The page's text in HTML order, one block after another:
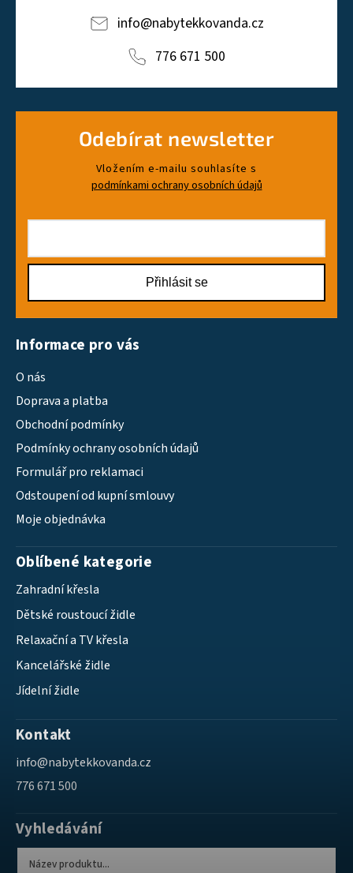
info@nabytekkovanda.cz
776 671 500
Odebírat newsletter
Vložením e-mailu souhlasíte s
podmínkami ochrany osobních údajů
Přihlásit se
Informace pro vás
O nás
Doprava a platba
Obchodní podmínky
Podmínky ochrany osobních údajů
Formulář pro reklamaci
Odstoupení od kupní smlouvy
Moje objednávka
Oblíbené kategorie
Zahradní křesla
Dětské roustoucí židle
Relaxační a TV křesla
Kancelářské židle
Jídelní židle
Kontakt
info@nabytekkovanda.cz
776 671 500
Vyhledávání